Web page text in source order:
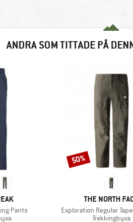
ANDRA SOM TITTADE PÅ
Pants
VARUMÄRKE
THE NORTH
Produkter
Exploration Regular
Produktgrupp
Trekkingbyxa
Rabatt
50%